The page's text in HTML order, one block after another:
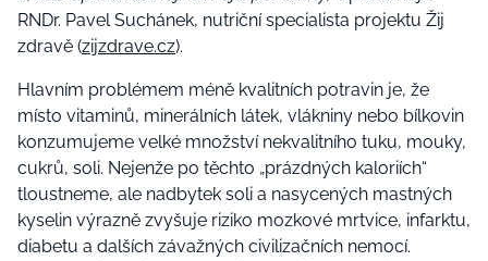
RNDr. Pavel Suchánek, nutriční specialista projektu Žij
zdravě (zijzdrave.cz).
Hlavním problémem méně kvalitních potravin je, že
místo vitaminů, minerálních látek, vlákniny nebo bílkovin
konzumujeme velké množství nekvalitního tuku, mouky,
cukrů, soli. Nejenže po těchto „prázdných kaloriích“
tloustneme, ale nadbytek soli a nasycených mastných
kyselin výrazně zvyšuje riziko mozkové mrtvice, infarktu,
diabetu a dalších závažných civilizačních nemocí.